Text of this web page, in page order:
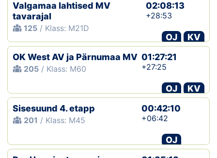
Valgamaa lahtised MV
tavarajal
125 / Klass: M21D
02:08:13
+28:53
OJ
KV
OK West AV ja Pärnumaa MV
205 / Klass: M60
01:27:21
+27:25
OJ
KV
Sisesuund 4. etapp
201 / Klass: M45
00:42:10
+06:42
OJ